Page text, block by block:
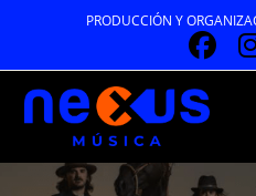
contenido
PRODUCCIÓN Y